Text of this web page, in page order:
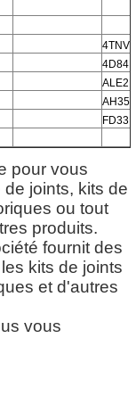
ALE2
FD33
pour vous
joints, kits de
ou tout
produits.
fournit des
kits de joints
et d'autres
vous